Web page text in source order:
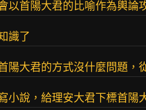
以首陽大君的比喻作為輿論
識了
陽大君的方式沒什麼問題，
小說，給理安大君下標首陽